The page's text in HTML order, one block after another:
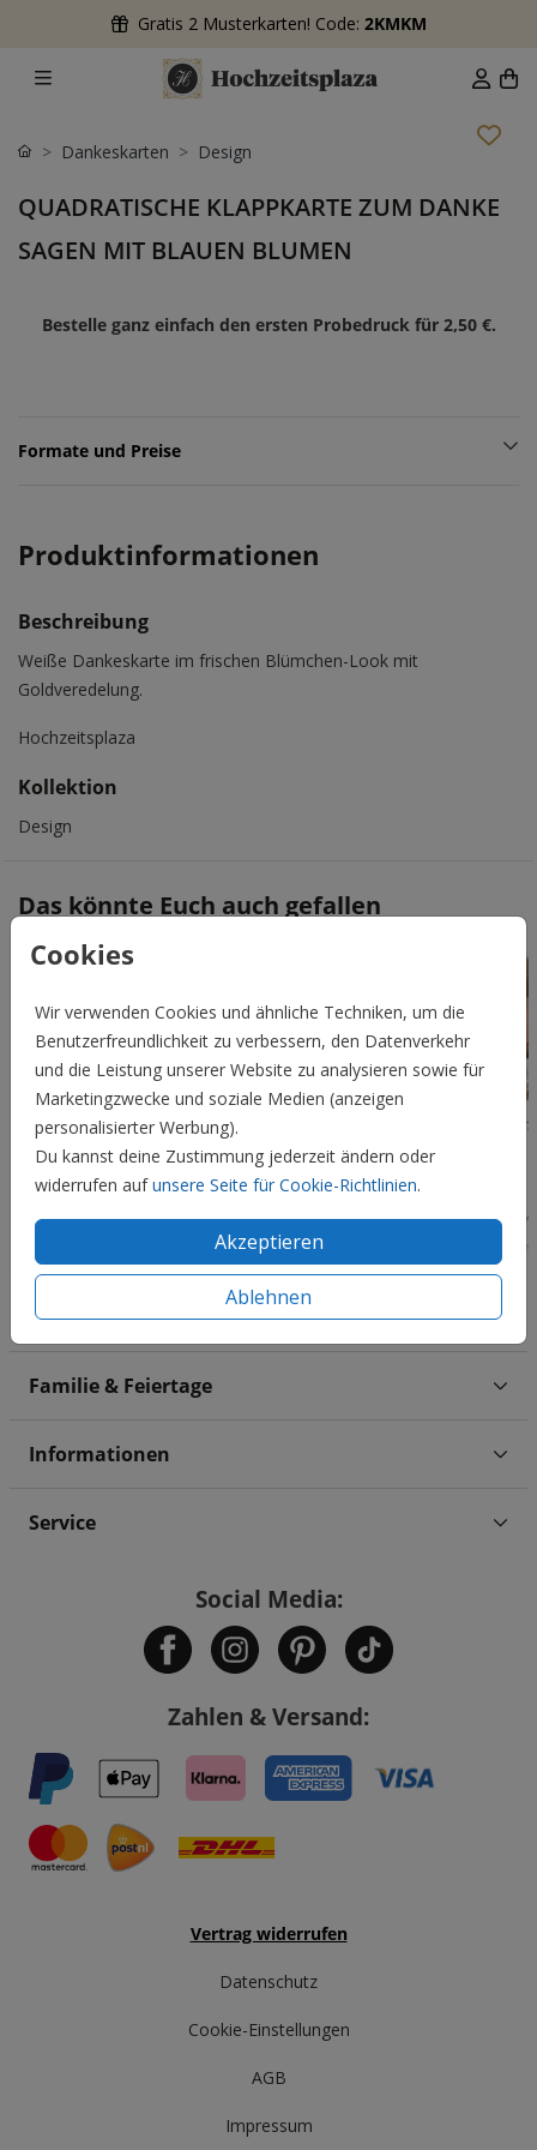
Gratis 2 Musterkarten! Code: 2KMKM
Cookies
Wir verwenden Cookies und ähnliche Techniken, um die
Benutzerfreundlichkeit zu verbessern, den Datenverkehr
und die Leistung unserer Website zu analysieren sowie für
Marketingzwecke und soziale Medien (anzeigen
personalisierter Werbung).
Du kannst deine Zustimmung jederzeit ändern oder
widerrufen aufunsere Seite für Cookie-Richtlinien.
Akzeptieren
Ablehnen
Dankeskarten Design
QUADRATISCHE KLAPPKARTE ZUM DANKE
SAGEN MIT BLAUEN BLUMEN
Bestelle ganz einfach den ersten Probedruck für 2,50 €.
Formate und Preise
Produktinformationen
Beschreibung
Weiße Dankeskarte im frischen Blümchen-Look mit
Goldveredelung.
Hochzeitsplaza
Kollektion
Design
Das könnte Euch auch gefallen
Hochzeit
Familie & Feiertage
Informationen
Service
Social Media:
Zahlen & Versand:
Vertrag widerrufen
Datenschutz
Cookie-Einstellungen
AGB
Impressum